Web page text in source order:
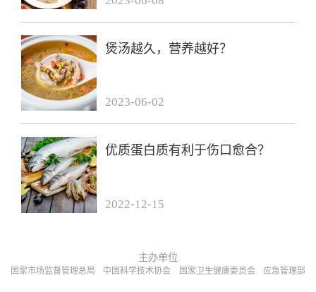
煲汤越久，营养越好？
2023-06-02
优质蛋白质有利于伤口愈合？
2022-12-15
主办单位
国家市场监督管理总局 中国科学技术协会 国家卫生健康委员会 应急管理部